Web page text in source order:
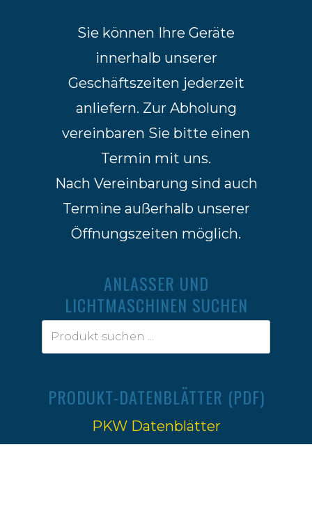
Sie können Ihre Geräte
innerhalb unserer
Geschäftszeiten jederzeit
anliefern. Zur Abholung
vereinbaren Sie bitte einen
Termin mit uns.
Nach Vereinbarung sind auch
Termine außerhalb unserer
Öffnungszeiten möglich.
ANLASSER UND
LICHTMASCHINEN SUCHEN
PRODUKT-DATENBLÄTTER (PDF)
PKW Datenblätter